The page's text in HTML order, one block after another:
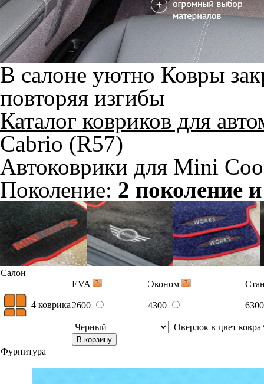
В салоне уютно Ковры
повторяя изгибы
Каталог ковриков для
Cabrio (R57)
Автоковрики для Mini
Поколение: 2 поколение
Салон
EVA
Эконом
4 коврика 2600 4300
В корзину
Фурнитура